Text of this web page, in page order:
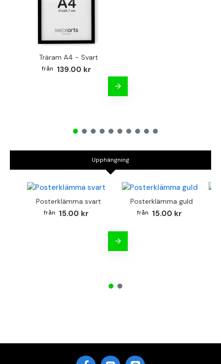
Träram A4 - Svart
139.00 kr
Upphängning
Posterklämma svart
15.00 kr
Posterklämma guld
15.00 kr